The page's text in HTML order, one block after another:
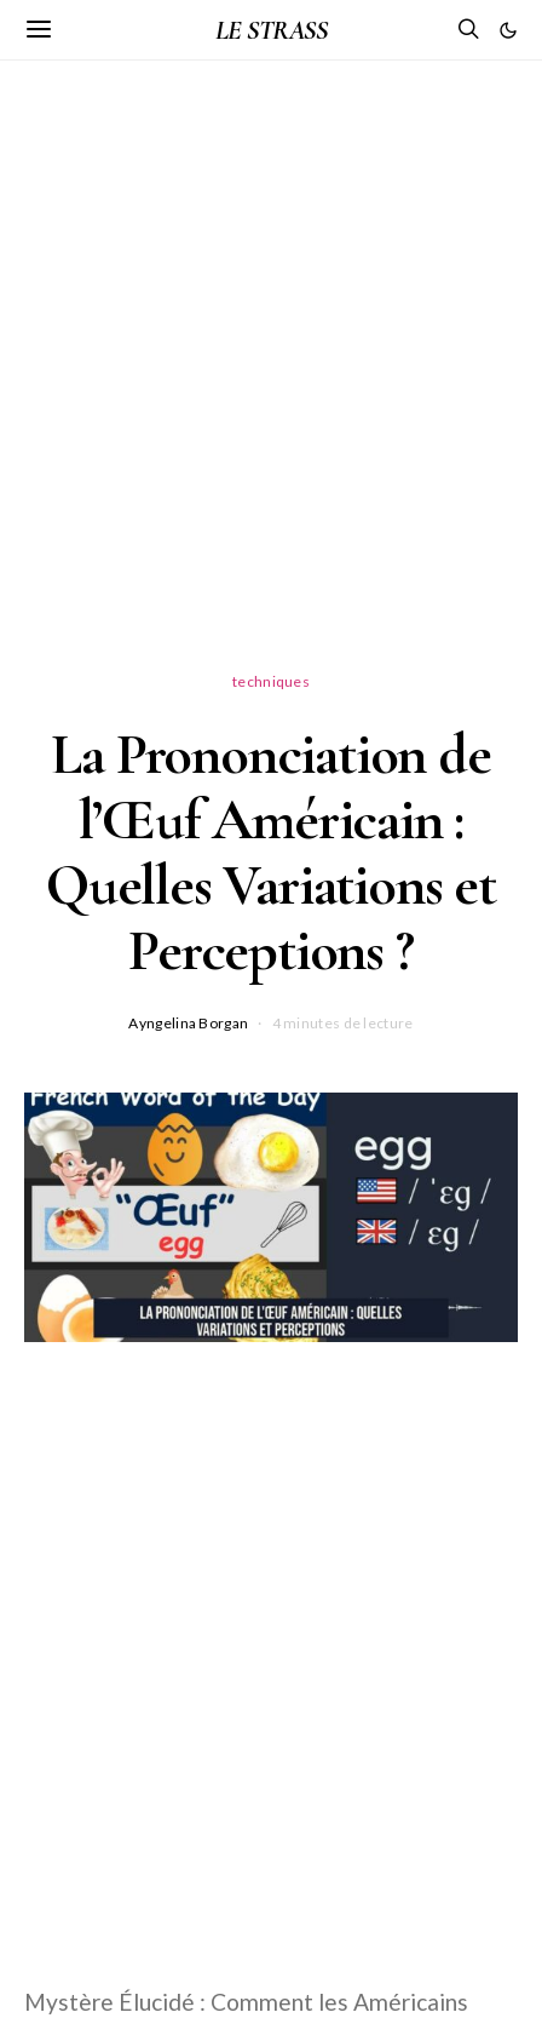
LE STRASS
techniques
La Prononciation de
l’Œuf Américain :
Quelles Variations et
Perceptions ?
Ayngelina Borgan 4 minutes de lecture
Mystère Élucidé : Comment les Américains